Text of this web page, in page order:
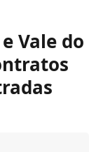
Vale do